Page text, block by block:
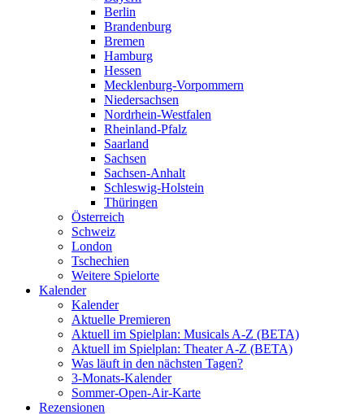
Berlin
Brandenburg
Bremen
Hamburg
Hessen
Mecklenburg-Vorpommern
Niedersachsen
Nordrhein-Westfalen
Rheinland-Pfalz
Saarland
Sachsen
Sachsen-Anhalt
Schleswig-Holstein
Thüringen
Österreich
Schweiz
London
Tschechien
Weitere Spielorte
Kalender
Kalender
Aktuelle Premieren
Aktuell im Spielplan: Musicals A-Z (BETA)
Aktuell im Spielplan: Theater A-Z (BETA)
Was läuft in den nächsten Tagen?
3-Monats-Kalender
Sommer-Open-Air-Karte
Rezensionen